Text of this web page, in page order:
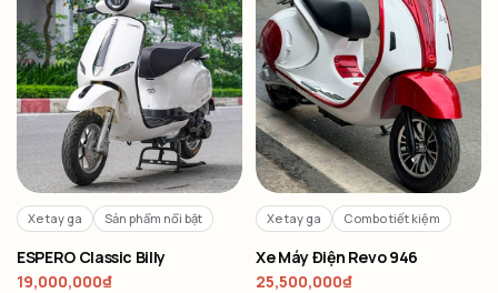
Xe tay ga Sản phẩm nổi bật
ESPERO Classic Billy
19,000,000₫
Xe tay ga Combo tiết kiệm
Xe Máy Điện Revo 946
25,500,000₫